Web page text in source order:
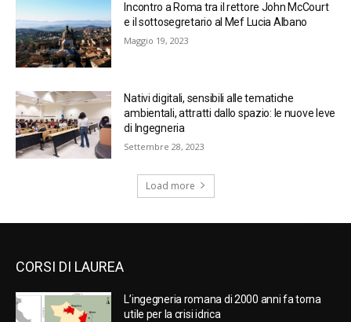
Incontro a Roma tra il rettore John McCourt
e il sottosegretario al Mef Lucia Albano
Maggio 19, 2023
Nativi digitali, sensibili alle tematiche
ambientali, attratti dallo spazio: le nuove leve
di Ingegneria
Settembre 28, 2023
Load more
CORSI DI LAUREA
L’ingegneria romana di 2000 anni fa torna
utile per la crisi idrica